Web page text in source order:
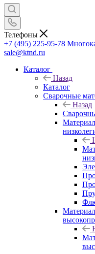
Телефоны
+7 (495) 225-95-78
sale@ktnd.ru
Каталог
Назад
Каталог
Сварочные
Назад